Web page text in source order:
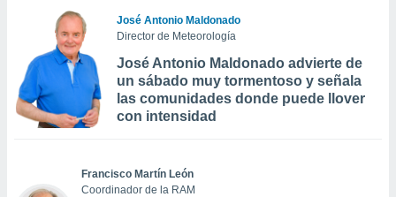
José Antonio Maldonado
Director de Meteorología
José Antonio Maldonado advierte de
un sábado muy tormentoso y señala
las comunidades donde puede llover
con intensidad
Francisco Martín León
Coordinador de la RAM